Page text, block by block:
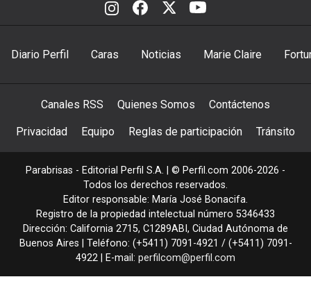
Diario Perfil Caras Noticias Marie Claire
Canales RSS Quienes Somos Contáctenos
Privacidad Equipo Reglas de participación Tránsito
Parabrisas - Editorial Perfil S.A. | © Perfil.com 2006-2026 -
Todos los derechos reservados.
Editor responsable: María José Bonacifa.
Registro de la propiedad intelectual número 5346433
Dirección: California 2715, C1289ABI , Ciudad Autónoma de
Buenos Aires | Teléfono: (+5411) 7091-4921 / (+5411) 7091-
4922 | E-mail: perfilcom@perfil.com